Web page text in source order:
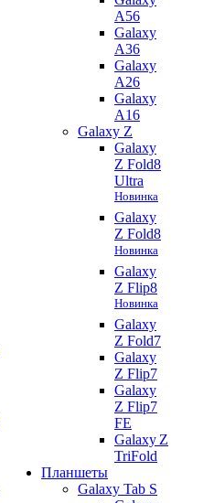
A56
Galaxy
A36
Galaxy
A26
Galaxy
A16
Galaxy Z
Galaxy
Z Fold8
Ultra
Новинка
Galaxy
Z Fold8
Новинка
Galaxy
Z Flip8
Новинка
Galaxy
Z Fold7
Galaxy
Z Flip7
Galaxy
Z Flip7
FE
Galaxy Z
TriFold
Планшеты
Galaxy Tab S